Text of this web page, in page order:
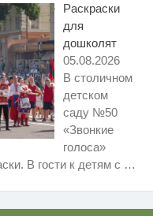
Раскраски
для
дошколят
05.08.2026
В столичном
детском
саду №50
«Звонкие
голоса»
В гости к детям с …